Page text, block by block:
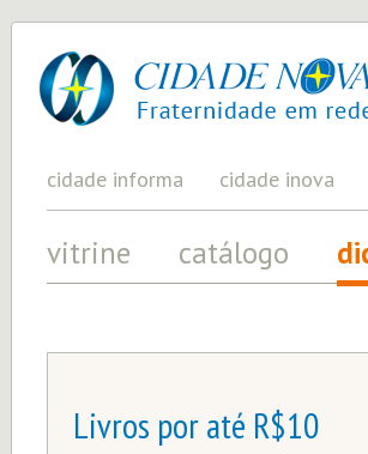
cidade
nova
UM
PROJETO
PELA
FRATERNIDADE
cidade informa cidade inova
vitrine catálogo
Livros por até R$10